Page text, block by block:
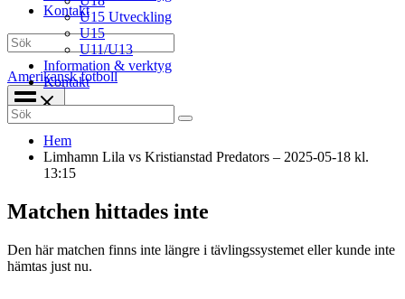
Kontakt
Sök
Amerikansk fotboll
U15 Utveckling
U15
U11/U13
Information & verktyg
Kontakt
Search
for:
Hem
Limhamn Lila vs Kristianstad Predators – 2025-05-18 kl.
13:15
Matchen hittades inte
Den här matchen finns inte längre i tävlingssystemet eller kunde inte
hämtas just nu.